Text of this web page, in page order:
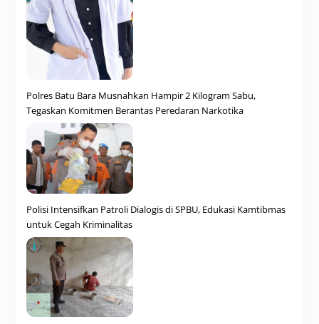
Polres Batu Bara Musnahkan Hampir 2 Kilogram Sabu,
Tegaskan Komitmen Berantas Peredaran Narkotika
Polisi Intensifkan Patroli Dialogis di SPBU, Edukasi Kamtibmas
untuk Cegah Kriminalitas